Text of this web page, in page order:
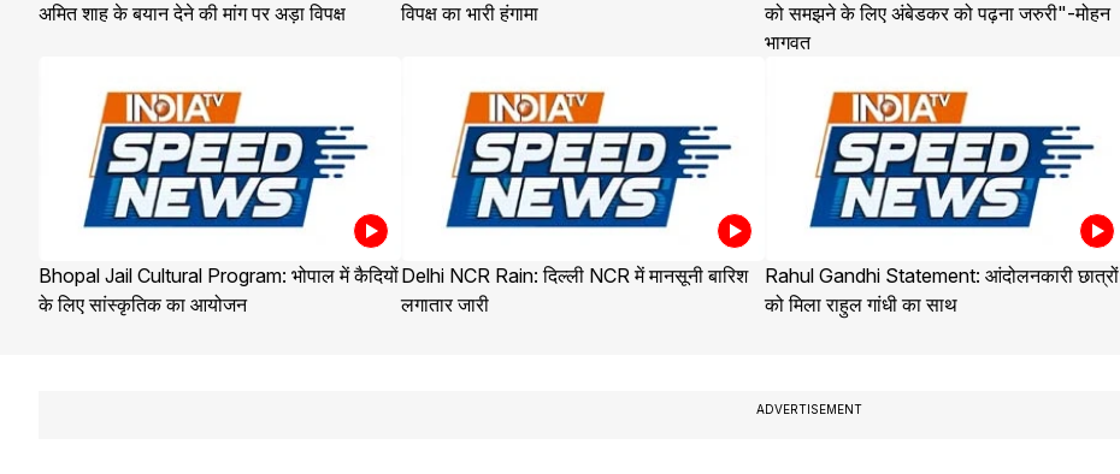
अमित शाह के बयान देने की मांग पर अड़ा विपक्ष
विपक्ष का भारी हंगामा
को समझने के लिए अंबेडकर को पढ़ना जरुरी"-मोहन
भागवत
Bhopal Jail Cultural Program: भोपाल में कैदियों
के लिए सांस्कृतिक का आयोजन
Delhi NCR Rain: दिल्ली NCR में मानसूनी बारिश
लगातार जारी
Rahul Gandhi Statement: आंदोलनकारी छात्रों
को मिला राहुल गांधी का साथ
ADVERTISEMENT